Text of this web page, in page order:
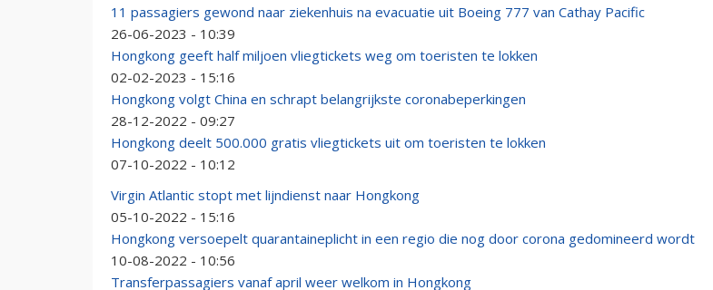
11 passagiers gewond naar ziekenhuis na evacuatie uit Boeing 777 van Cathay Pacific
26-06-2023 - 10:39
Hongkong geeft half miljoen vliegtickets weg om toeristen te lokken
02-02-2023 - 15:16
Hongkong volgt China en schrapt belangrijkste coronabeperkingen
28-12-2022 - 09:27
Hongkong deelt 500.000 gratis vliegtickets uit om toeristen te lokken
07-10-2022 - 10:12
Virgin Atlantic stopt met lijndienst naar Hongkong
05-10-2022 - 15:16
Hongkong versoepelt quarantaineplicht in een regio die nog door corona gedomineerd wordt
10-08-2022 - 10:56
Transferpassagiers vanaf april weer welkom in Hongkong